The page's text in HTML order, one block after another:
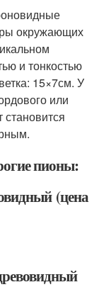
окружающих
и тонкостью
15×7см. У
или
пионы:
(цена